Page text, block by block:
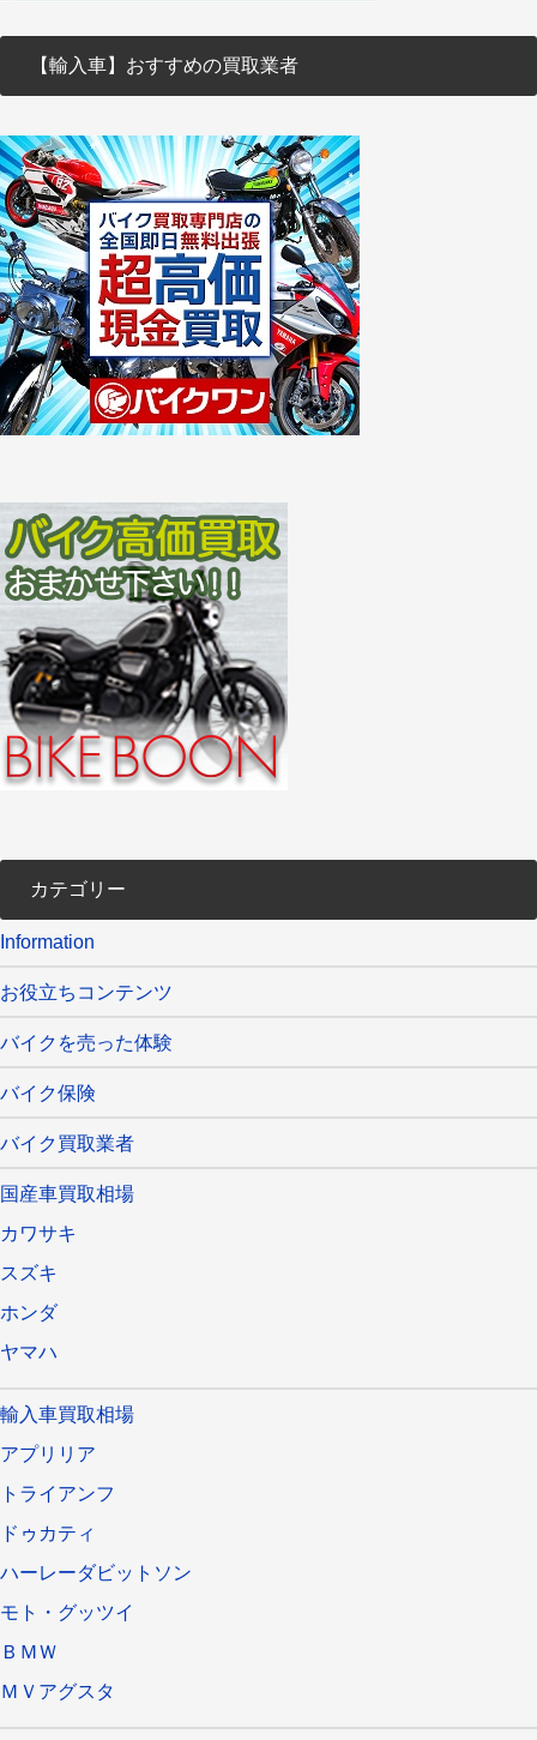
【輸入車】おすすめの買取業者
カテゴリー
Information
お役立ちコンテンツ
バイクを売った体験
バイク保険
バイク買取業者
国産車買取相場
カワサキ
スズキ
ホンダ
ヤマハ
輸入車買取相場
アプリリア
トライアンフ
ドゥカティ
ハーレーダビットソン
モト・グッツイ
ＢＭＷ
ＭＶアグスタ